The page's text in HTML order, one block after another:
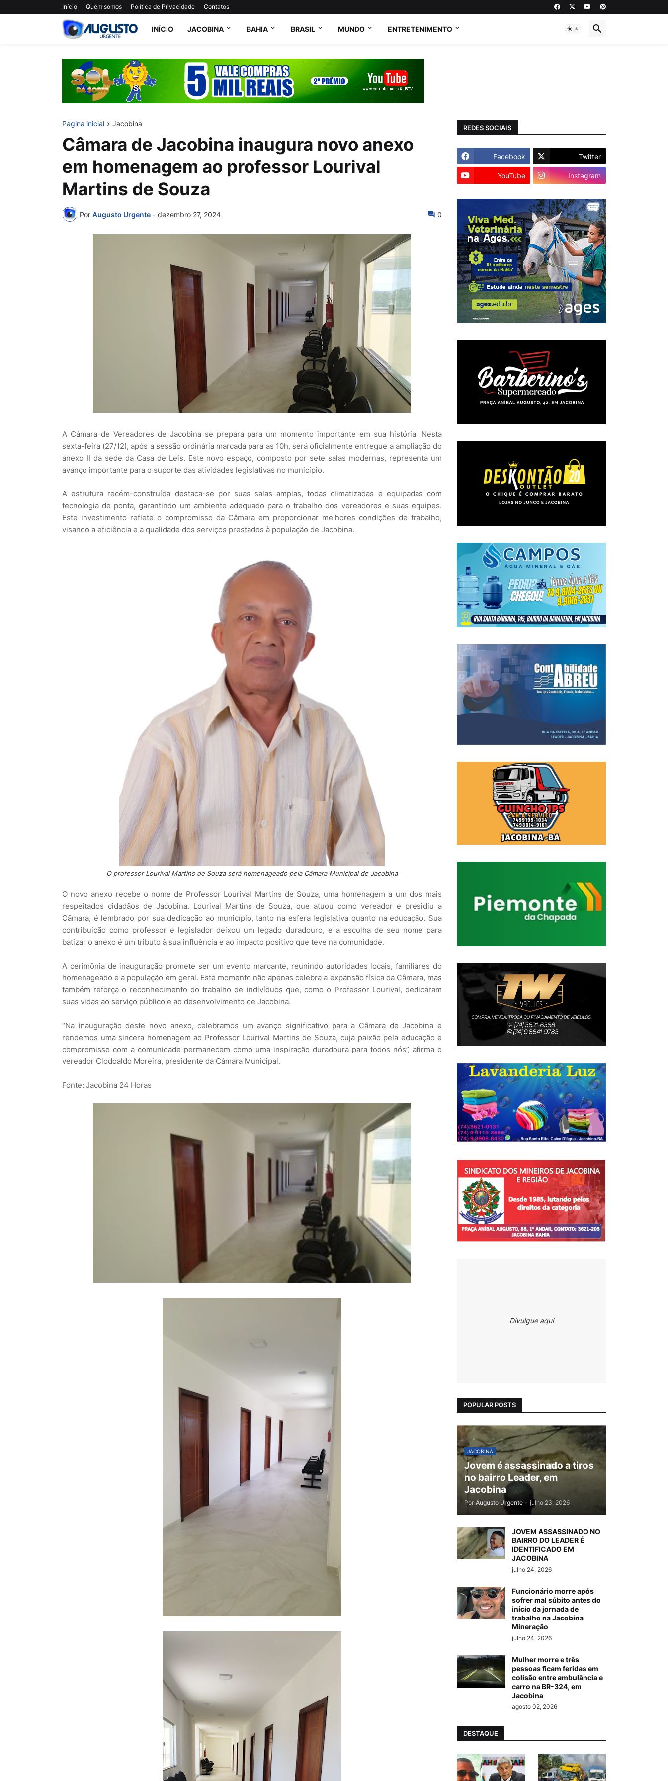
Início Quem somos Política de Privacidade Contatos
INÍCIO JACOBINA BAHIA BRASIL MUNDO ENTRETENIMENTO
Página inicial Jacobina
Câmara de Jacobina inaugura novo anexo
em homenagem ao professor Lourival
Martins de Souza
Por Augusto Urgente - dezembro 27, 2024 0
A Câmara de Vereadores de Jacobina se prepara para um momento importante em sua história. Nesta
sexta-feira (27/12), após a sessão ordinária marcada para as 10h, será oficialmente entregue a ampliação do
anexo II da sede da Casa de Leis. Este novo espaço, composto por sete salas modernas, representa um
avanço importante para o suporte das atividades legislativas no município.
A estrutura recém-construída destaca-se por suas salas amplas, todas climatizadas e equipadas com
tecnologia de ponta, garantindo um ambiente adequado para o trabalho dos vereadores e suas equipes.
Este investimento reflete o compromisso da Câmara em proporcionar melhores condições de trabalho,
visando a eficiência e a qualidade dos serviços prestados à população de Jacobina.
O professor Lourival Martins de Souza será homenageado pela Câmara Municipal de Jacobina
O novo anexo recebe o nome de Professor Lourival Martins de Souza, uma homenagem a um dos mais
respeitados cidadãos de Jacobina. Lourival Martins de Souza, que atuou como vereador e presidiu a
Câmara, é lembrado por sua dedicação ao município, tanto na esfera legislativa quanto na educação. Sua
contribuição como professor e legislador deixou um legado duradouro, e a escolha de seu nome para
batizar o anexo é um tributo à sua influência e ao impacto positivo que teve na comunidade.
A cerimônia de inauguração promete ser um evento marcante, reunindo autoridades locais, familiares do
homenageado e a população em geral. Este momento não apenas celebra a expansão física da Câmara, mas
também reforça o reconhecimento do trabalho de indivíduos que, como o Professor Lourival, dedicaram
suas vidas ao serviço público e ao desenvolvimento de Jacobina.
“Na inauguração deste novo anexo, celebramos um avanço significativo para a Câmara de Jacobina e
rendemos uma sincera homenagem ao Professor Lourival Martins de Souza, cuja paixão pela educação e
compromisso com a comunidade permanecem como uma inspiração duradoura para todos nós”, afirma o
vereador Clodoaldo Moreira, presidente da Câmara Municipal.
Fonte: Jacobina 24 Horas
REDES SOCIAIS
Facebook Twitter
YouTube Instagram
Divulgue aqui
POPULAR POSTS
JACOBINA
Jovem é assassinado a tiros
no bairro Leader, em
Jacobina
Por Augusto Urgente - julho 23, 2026
JOVEM ASSASSINADO NO
BAIRRO DO LEADER É
IDENTIFICADO EM
JACOBINA
julho 24, 2026
Funcionário morre após
sofrer mal súbito antes do
início da jornada de
trabalho na Jacobina
Mineração
julho 24, 2026
Mulher morre e três
pessoas ficam feridas em
colisão entre ambulância e
carro na BR-324, em
Jacobina
agosto 02, 2026
DESTAQUE